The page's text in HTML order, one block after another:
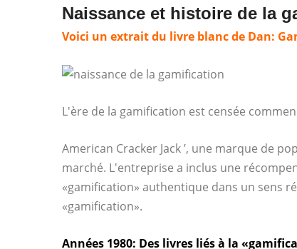
Naissance et histoire de la
Voici un extrait du livre blanc de Dan:
L'ère de la gamification est censée
American Cracker Jack ’, une marque de
marché. L'entreprise a inclus une
«gamification» authentique dans un sens
«gamification».
Années 1980: Des livres liés à la